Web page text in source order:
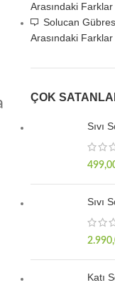
Arasındaki Farklar
Solucan
Arasındaki Farklar
ÇOK
Sıvı
Sıvı
Katı